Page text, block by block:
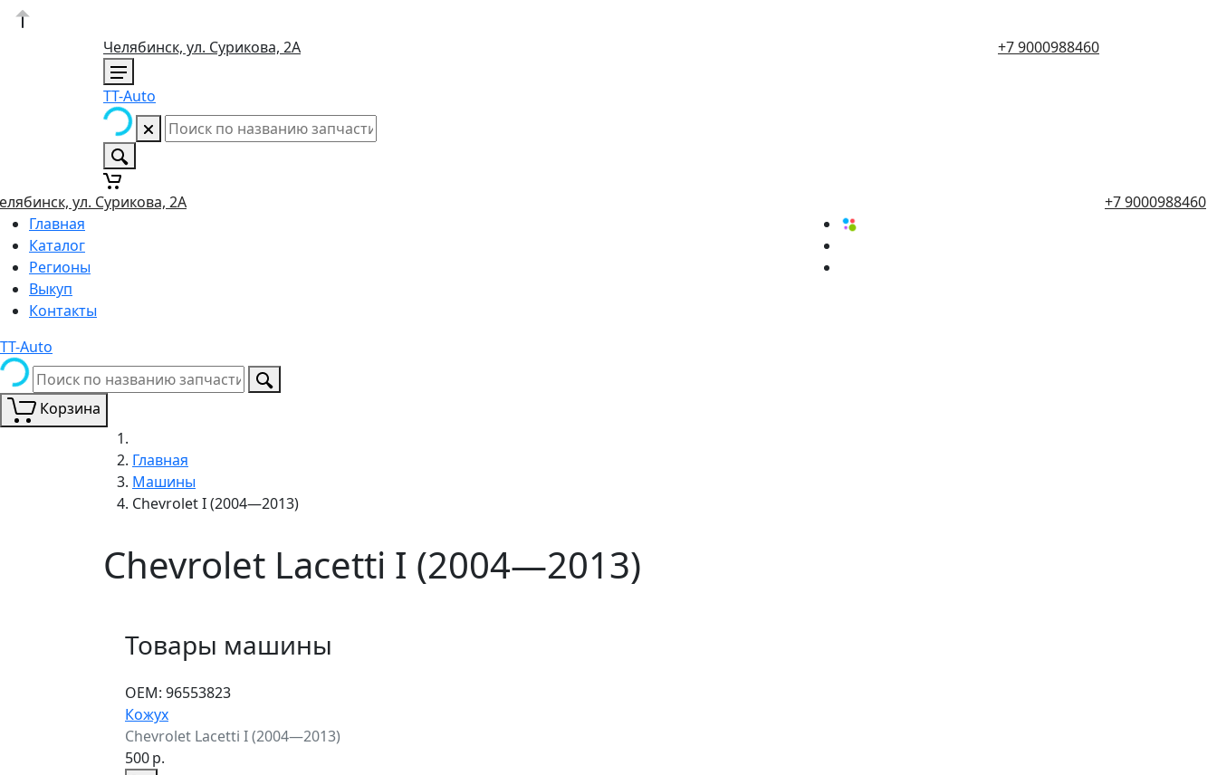
Челябинск, ул. Сурикова, 2А +7 9000988460
TT-Auto
ул. Сурикова, 2А
+7 9000988460
Главная
Каталог
Регионы
Выкуп
Контакты
TT-Auto
Корзина
Главная
Машины
Chevrolet I (2004—2013)
Chevrolet Lacetti I (2004—2013)
Товары машины
ОЕМ: 96553823
Кожух
Chevrolet Lacetti I (2004—2013)
500р.